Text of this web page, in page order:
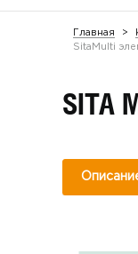
Главная
SitaMulti
SITA